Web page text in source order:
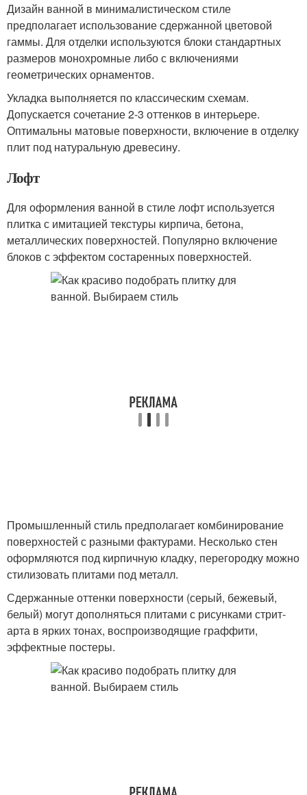
Дизайн ванной в минималистическом стиле
предполагает использование сдержанной цветовой
гаммы. Для отделки используются блоки стандартных
размеров монохромные либо с включениями
геометрических орнаментов.
Укладка выполняется по классическим схемам.
Допускается сочетание 2-3 оттенков в интерьере.
Оптимальны матовые поверхности, включение в отделку
плит под натуральную древесину.
Лофт
Для оформления ванной в стиле лофт используется
плитка с имитацией текстуры кирпича, бетона,
металлических поверхностей. Популярно включение
блоков с эффектом состаренных поверхностей.
Промышленный стиль предполагает комбинирование
поверхностей с разными фактурами. Несколько стен
оформляются под кирпичную кладку, перегородку можно
стилизовать плитами под металл.
Сдержанные оттенки поверхности (серый, бежевый,
белый) могут дополняться плитами с рисунками стрит-
арта в ярких тонах, воспроизводящие граффити,
эффектные постеры.